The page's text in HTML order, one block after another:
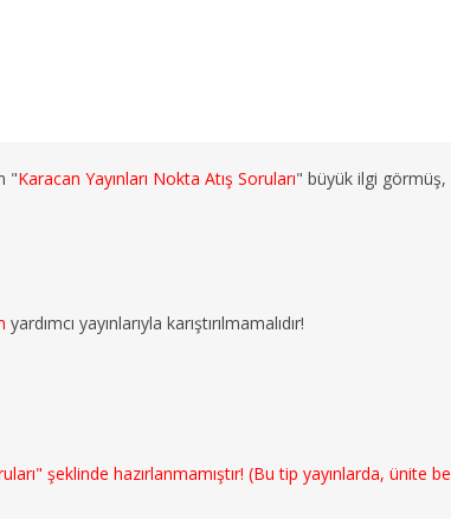
"Karacan Yayınları Nokta Atış Soruları" büyük ilgi görmüş,
yardımcı yayınlarıyla karıştırılmamalıdır!
şeklinde hazırlanmamıştır! (Bu tip yayınlarda, ünite